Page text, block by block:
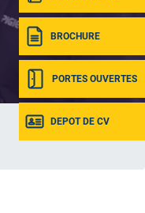
BROCHURE
PORTES OUVERTES
DEPOT DE CV